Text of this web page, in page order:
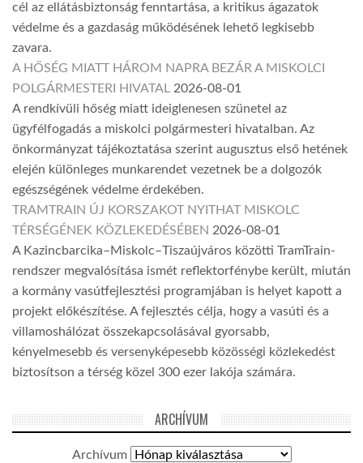
cél az ellátásbiztonság fenntartása, a kritikus ágazatok
védelme és a gazdaság működésének lehető legkisebb
zavara.
A HŐSÉG MIATT HÁROM NAPRA BEZÁR A MISKOLCI
POLGÁRMESTERI HIVATAL 2026-08-01
A rendkívüli hőség miatt ideiglenesen szünetel az
ügyfélfogadás a miskolci polgármesteri hivatalban. Az
önkormányzat tájékoztatása szerint augusztus első hetének
elején különleges munkarendet vezetnek be a dolgozók
egészségének védelme érdekében.
TRAMTRAIN ÚJ KORSZAKOT NYITHAT MISKOLC
TÉRSÉGÉNEK KÖZLEKEDÉSÉBEN 2026-08-01
A Kazincbarcika–Miskolc–Tiszaújváros közötti TramTrain-
rendszer megvalósítása ismét reflektorfénybe került, miután
a kormány vasútfejlesztési programjában is helyet kapott a
projekt előkészítése. A fejlesztés célja, hogy a vasúti és a
villamoshálózat összekapcsolásával gyorsabb,
kényelmesebb és versenyképesebb közösségi közlekedést
biztosítson a térség közel 300 ezer lakója számára.
ARCHÍVUM
Archívum